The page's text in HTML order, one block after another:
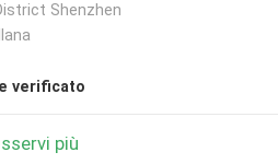
Shenzhen
verificato
più